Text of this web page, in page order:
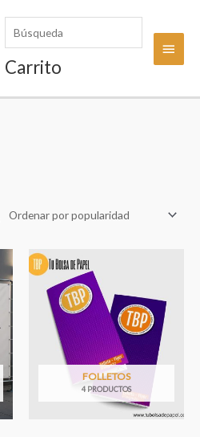
Menú
Carrito
Ordenado
FOLLETOS
4 PRODUCTOS